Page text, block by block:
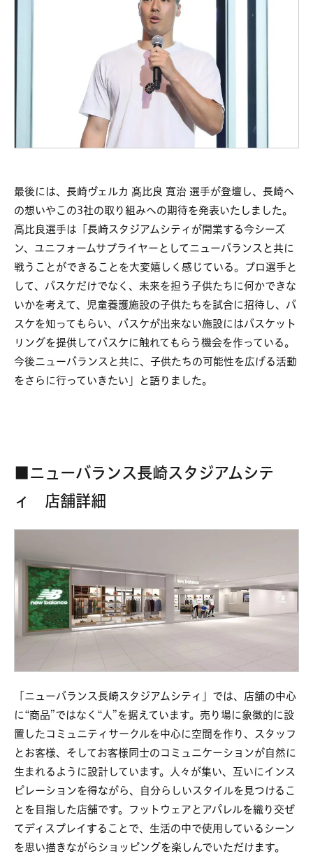
最後には、長崎ヴェルカ 髙比良 寛治 選手が登壇し、長崎へ
の想いやこの3社の取り組みへの期待を発表いたしました。
高比良選手は「長崎スタジアムシティが開業する今シーズ
ン、ユニフォームサプライヤーとしてニューバランスと共に
戦うことができることを大変嬉しく感じている。プロ選手と
して、バスケだけでなく、未来を担う子供たちに何かできな
いかを考えて、児童養護施設の子供たちを試合に招待し、バ
スケを知ってもらい、バスケが出来ない施設にはバスケット
リングを提供してバスケに触れてもらう機会を作っている。
今後ニューバランスと共に、子供たちの可能性を広げる活動
をさらに行っていきたい」と語りました。
■ニューバランス長崎スタジアムシテ
ィ 店舗詳細
「ニューバランス長崎スタジアムシティ」では、店舗の中心
に“商品”ではなく“人”を据えています。売り場に象徴的に設
置したコミュニティサークルを中心に空間を作り、スタッフ
とお客様、そしてお客様同士のコミュニケーションが自然に
生まれるように設計しています。人々が集い、互いにインス
ピレーションを得ながら、自分らしいスタイルを見つけるこ
とを目指した店舗です。フットウェアとアパレルを織り交ぜ
てディスプレイすることで、生活の中で使用しているシーン
を思い描きながらショッピングを楽しんでいただけます。